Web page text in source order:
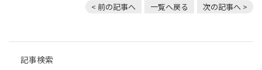
< 前の記事へ 一覧へ戻る 次の記事へ >
記事検索